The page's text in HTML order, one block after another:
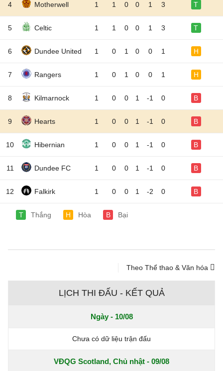
4 Motherwell 1 1 0 0 1 3 T
5 Celtic 1 1 0 0 1 3 T
6 Dundee United 1 0 1 0 0 1 H
7 Rangers 1 0 1 0 0 1 H
8 Kilmarnock 1 0 0 1 -1 0 B
9 Hearts 1 0 0 1 -1 0 B
10 Hibernian 1 0 0 1 -1 0 B
11 Dundee FC 1 0 0 1 -1 0 B
12 Falkirk 1 0 0 1 -2 0 B
T Thắng H Hòa B Bại
Theo Thể thao & Văn hóa
LỊCH THI ĐẤU - KẾT QUẢ
Ngày - 10/08
Chưa có dữ liệu trận đấu
VĐQG Scotland, Chủ nhật - 09/08